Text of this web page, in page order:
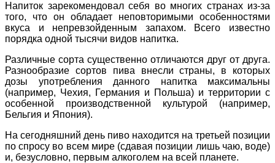
Напиток зарекомендовал себя во многих странах из-за
того, что он обладает неповторимыми особенностями
вкуса и непревзойденным запахом. Всего известно
порядка одной тысячи видов напитка.
Различные сорта существенно отличаются друг от друга.
Разнообразие сортов пива внесли страны, в которых
дозы употребления данного напитка максимальны
(например, Чехия, Германия и Польша) и территории с
особенной производственной культурой (например,
Бельгия и Япония).
На сегодняшний день пиво находится на третьей позиции
по спросу во всем мире (сдавая позиции лишь чаю, воде)
и, безусловно, первым алкоголем на всей планете.